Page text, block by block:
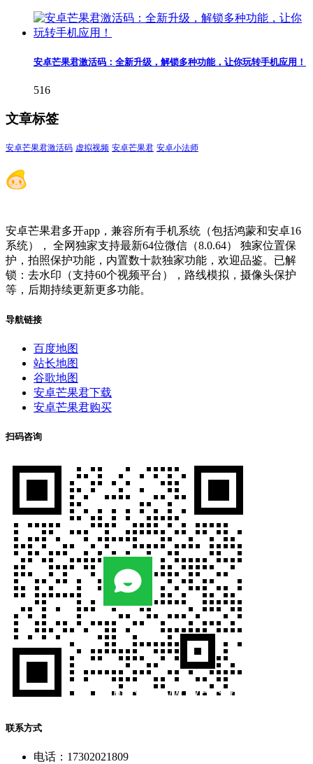
安卓芒果君激活码：全新升级，解锁多种功能，让你玩转手机应用！
516
文章标签
安卓芒果君激活码 虚拟视频 安卓芒果君 安卓小法师
安卓芒果君多开app，兼容所有手机系统（包括鸿蒙和安卓16
系统）， 全网独家支持最新64位微信（8.0.64） 独家位置保
护，拍照保护功能，内置数十款独家功能，欢迎品鉴。已解
锁：去水印（支持60个视频平台），路线模拟，摄像头保护
等，后期持续更新更多功能。
导航链接
百度地图
站长地图
谷歌地图
安卓芒果君下载
安卓芒果君购买
扫码咨询
联系方式
电话：17302021809